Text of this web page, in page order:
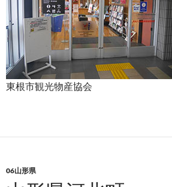
東根市観光物産協会
06山形県